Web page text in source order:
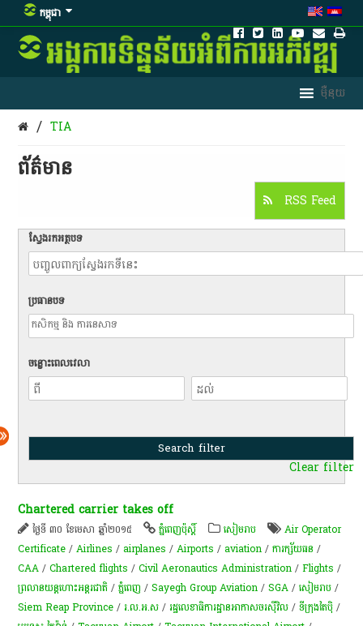
កម្ពុជា
/ TIA
ព័ត៌មាន​
RSS Feed
ស្វែងរកអត្ថបទ
ប្រធានបទ
ចន្លោះពេលវេលា
Clear filter
Chartered carrier takes off
ថ្ងៃទី ៣០ ខែមេសា ឆ្នាំ២០១៥ ភ្នំពេញប៉ុស្តិ៍ សៀមរាប
Air Operator
Certificate /Airlines /airplanes /Airports /aviation /ការក្ស័យធន​ /
CAA /Chartered flights /Civil Aeronautics Administration /Flights /
ព្រលាន​យន្ត​ហោះ​អន្តរជាតិ​ /ភ្នំពេញ /Sayegh Group Aviation /SGA /សៀមរាប /
Siem Reap Province /រ.ល.អ.ស /រដ្ឋលេខាធិការដ្ឋានអាកាសចរស៊ីវិល /ទីក្រុង​តៃ​ប៉ិ​ /